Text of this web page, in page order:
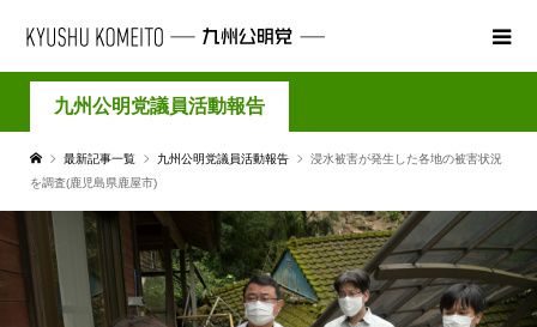
九州公明党議員活動報告
最新記事一覧 九州公明党議員活動報告
浸水被害が発生した各地の被害状況
を調査(鹿児島県鹿屋市)